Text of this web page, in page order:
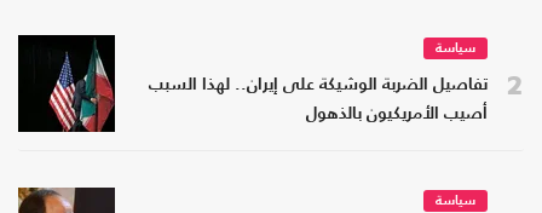
2
سياسة
تفاصيل الضربة الوشيكة على إيران.. لهذا السبب
أصيب الأمريكيون بالذهول
سياسة